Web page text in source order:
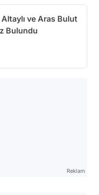
ve Aras Bulut
Bulundu
Reklam